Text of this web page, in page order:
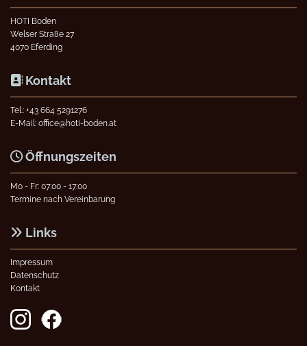
HOTI Boden
Welser Straße 27
4070 Eferding
 Kontakt
Tel.: +43 664 5291276
E-Mail: office@hoti-boden.at
Öffnungszeiten
Mo - Fr: 07:00 - 17:00
Termine nach Vereinbarung
 Links
Impressum
Datenschutz
Kontakt